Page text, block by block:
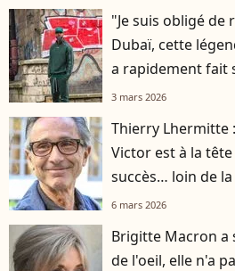
"Je suis obligé de
Dubaï, cette
a rapidement fait
3 mars 2026
Thierry Lhermitte
Victor est à la
succès… loin de la
6 mars 2026
Brigitte Macron a
de l'oeil, elle n'a